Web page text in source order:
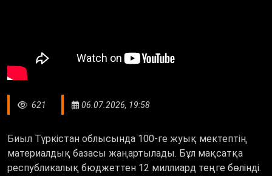
621 06.07.2026, 19:58
Биыл Түркістан облысында 100-ге жуық мектептің
материалдық базасы жаңартылады. Бұл мақсатқа
республикалық бюджеттен 12 миллиард теңге бөлінді.